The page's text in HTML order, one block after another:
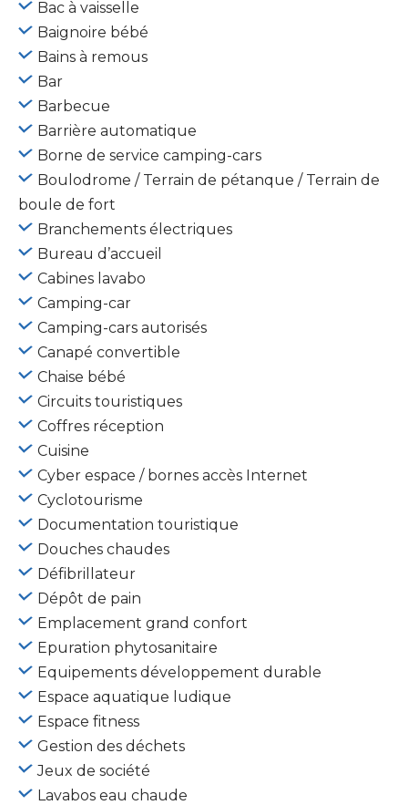
Bac à vaisselle
Baignoire bébé
Bains à remous
Bar
Barbecue
Barrière automatique
Borne de service camping-cars
Boulodrome / Terrain de pétanque / Terrain de
boule de fort
Branchements électriques
Bureau d’accueil
Cabines lavabo
Camping-car
Camping-cars autorisés
Canapé convertible
Chaise bébé
Circuits touristiques
Coffres réception
Cuisine
Cyber espace / bornes accès Internet
Cyclotourisme
Documentation touristique
Douches chaudes
Défibrillateur
Dépôt de pain
Emplacement grand confort
Epuration phytosanitaire
Equipements développement durable
Espace aquatique ludique
Espace fitness
Gestion des déchets
Jeux de société
Lavabos eau chaude